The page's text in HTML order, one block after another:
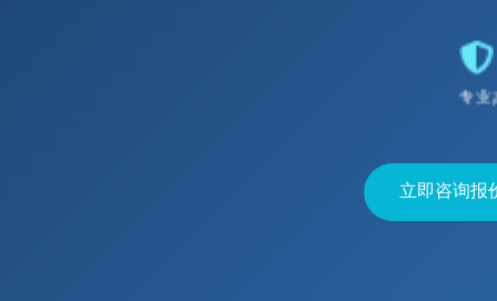
专业
立即咨询报